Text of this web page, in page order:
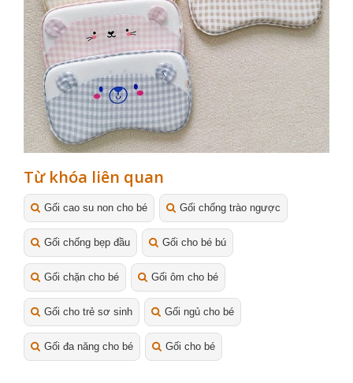
Từ khóa liên quan
Gối cao su non cho bé Gối chống trào ngược
Gối chống bẹp đầu Gối cho bé bú
Gối chặn cho bé Gối ôm cho bé
Gối cho trẻ sơ sinh Gối ngủ cho bé
Gối đa năng cho bé Gối cho bé